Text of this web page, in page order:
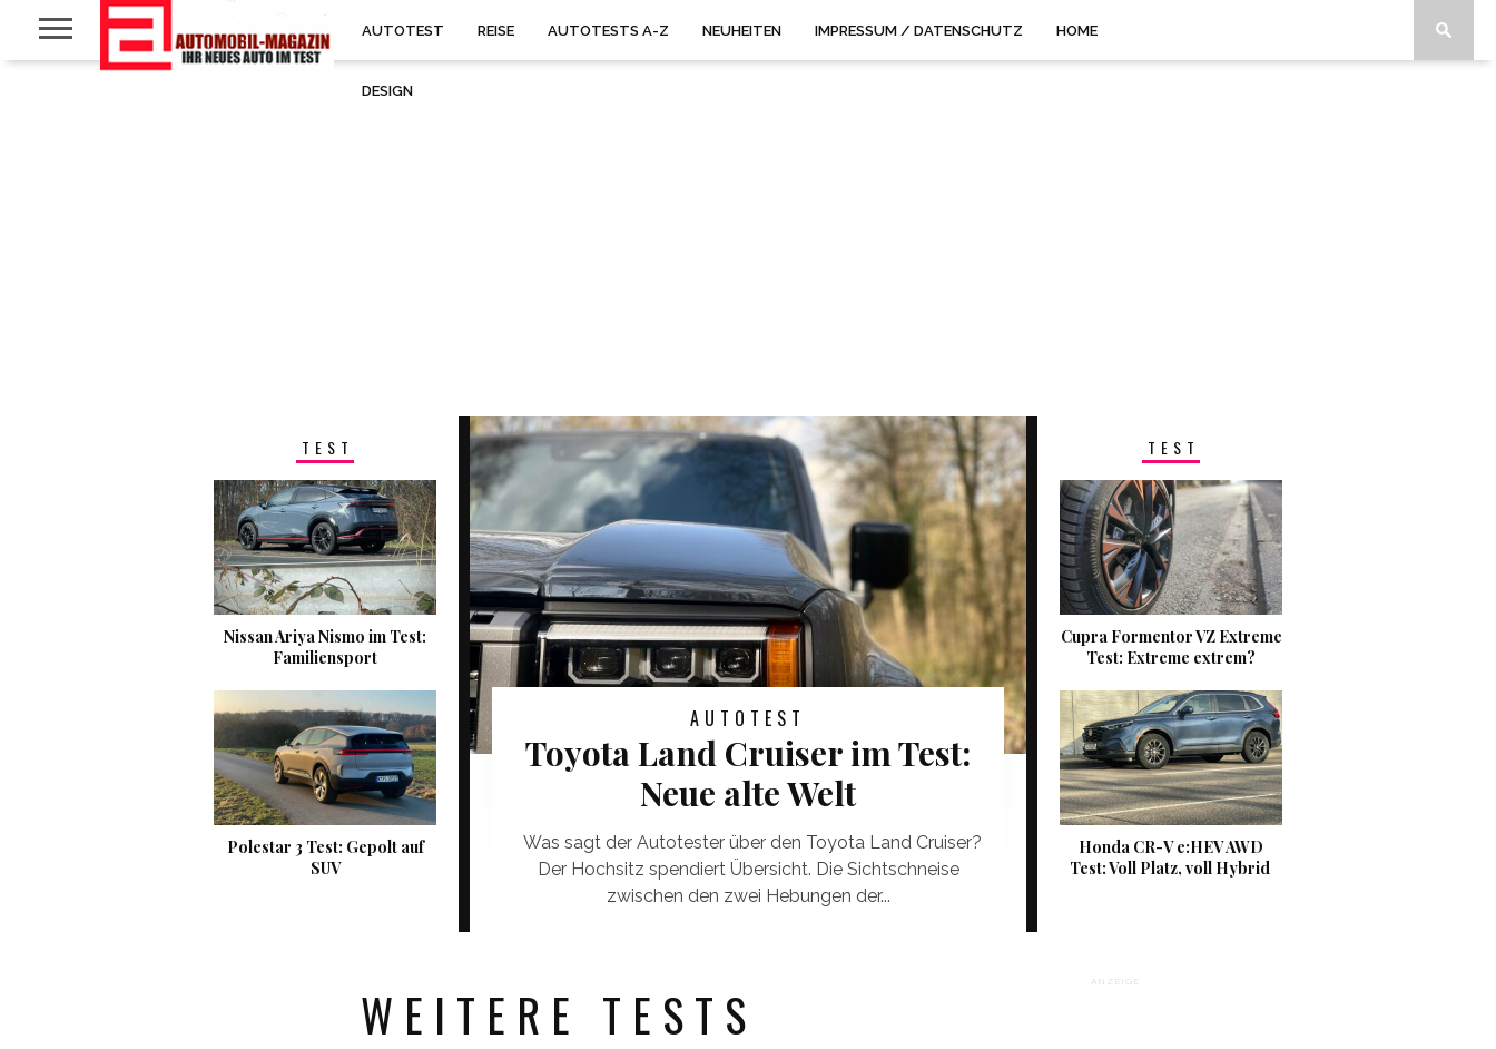
AUTOTEST REISE AUTOTESTS A-Z NEUHEITEN IMPRESSUM / DATENSCHUTZ HOME
DESIGN
AUTOTEST
Toyota Land Cruiser im Test:
Neue alte Welt
Was sagt der Autotester über den Toyota Land Cruiser?
Der Hochsitz spendiert Übersicht. Die Sichtschneise
zwischen den zwei Hebungen der...
TEST
Nissan Ariya Nismo im Test:
Familiensport
Polestar 3 Test: Gepolt auf
SUV
TEST
Cupra Formentor VZ Extreme
Test: Extreme extrem?
Honda CR-V e:HEV AWD
Test: Voll Platz, voll Hybrid
WEITERE TESTS ANZEIGE